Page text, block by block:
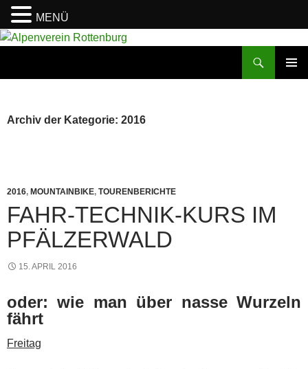
Zum
Archiv der Kategorie: 2016
2016, MOUNTAINBIKE, TOURENBERICHTE
FAHR-TECHNIK-KURS IM
PFÄLZERWALD
15. APRIL 2016
oder: wie man über nasse Wurzeln
fährt
Freitag
MENÜ